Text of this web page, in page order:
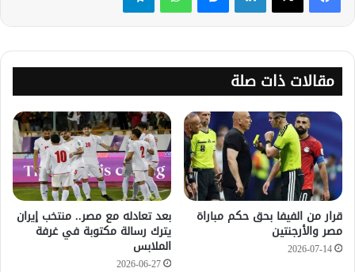
مقالات ذات صلة
قرار من الفيفا بحق حكم مباراة
مصر والأرجنتين
2026-07-14
بعد تعادله مع مصر.. منتخب إيران
يترك رسالة مكتوبة في غرفة
الملابس
2026-06-27